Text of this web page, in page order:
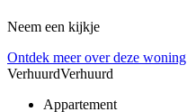
Neem een kijkje
Ontdek meer over deze woning
VerhuurdVerhuurd
Appartement